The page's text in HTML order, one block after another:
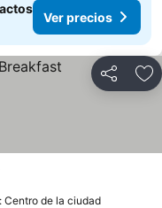
Ver precios
Compartir
Centro de la ciudad